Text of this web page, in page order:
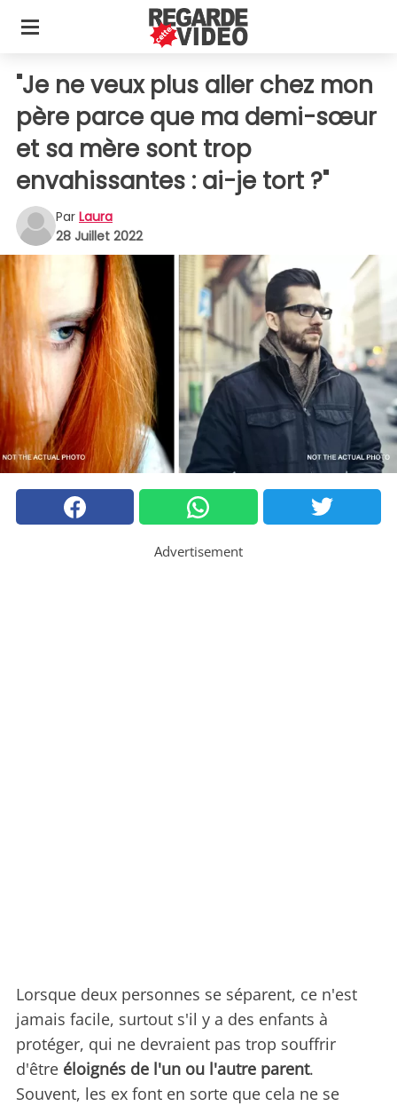
"Je ne veux plus aller chez mon
père parce que ma demi-sœur
et sa mère sont trop
envahissantes : ai-je tort ?"
Par Laura
28 Juillet 2022
Advertisement
Lorsque deux personnes se séparent, ce n'est
jamais facile, surtout s'il y a des enfants à
protéger, qui ne devraient pas trop souffrir
d'être éloignés de l'un ou l'autre parent.
Souvent, les ex font en sorte que cela ne se